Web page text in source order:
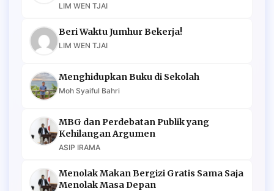
LIM WEN TJAI
Beri Waktu Jumhur Bekerja!
LIM WEN TJAI
Menghidupkan Buku di Sekolah
Moh Syaiful Bahri
MBG dan Perdebatan Publik yang
Kehilangan Argumen
ASIP IRAMA
Menolak Makan Bergizi Gratis Sama Saja
Menolak Masa Depan